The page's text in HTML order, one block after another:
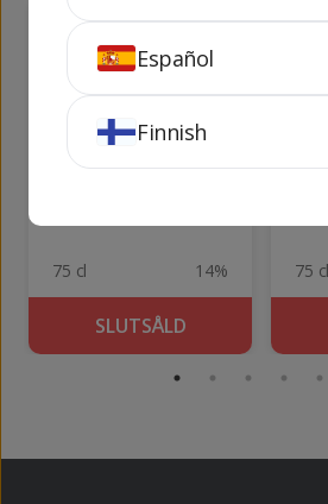
75 cl 14%
SLUTSÅLD
75 cl
Español
Finnish